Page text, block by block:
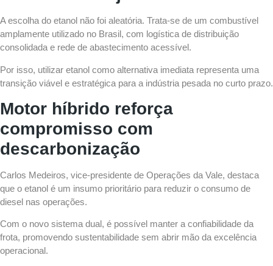
A escolha do etanol não foi aleatória. Trata-se de um combustível
amplamente utilizado no Brasil, com logística de distribuição
consolidada e rede de abastecimento acessível.
Por isso, utilizar etanol como alternativa imediata representa uma
transição viável e estratégica para a indústria pesada no curto prazo.
Motor híbrido reforça
compromisso com
descarbonização
Carlos Medeiros, vice-presidente de Operações da Vale, destaca
que o etanol é um insumo prioritário para reduzir o consumo de
diesel nas operações.
Com o novo sistema dual, é possível manter a confiabilidade da
frota, promovendo sustentabilidade sem abrir mão da excelência
operacional.